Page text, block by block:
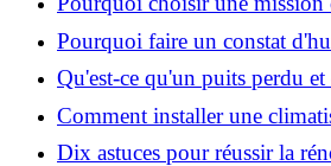
d’œuvre pour réussir vos
Pourquoi faire un constat
Qu'est-ce qu'un puits perdu
Comment installer une
coût, étapes et conseils ?
Dix astuces pour réussir la